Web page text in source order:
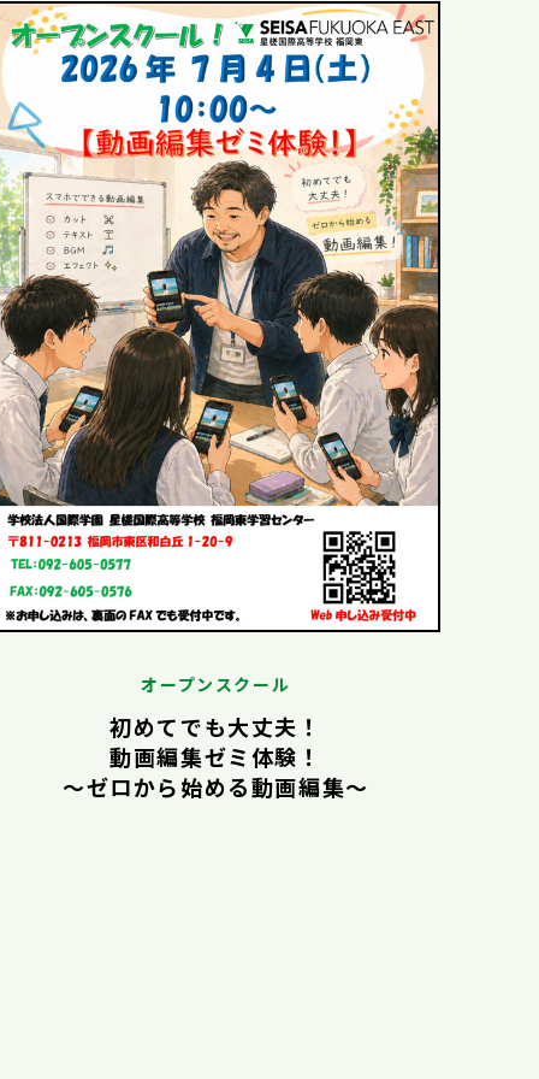
オープンスクール
初めてでも大丈夫！
動画編集ゼミ体験！
〜ゼロから始める動画編集〜